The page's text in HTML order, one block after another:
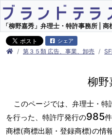
「柳野嘉秀」弁理士・特許事務所 |
シェア
第３５類 広告、事業、卸売
柳野
このページでは、弁理士・
を行った、特許庁発行の985
商標(商標出願・登録商標)の情